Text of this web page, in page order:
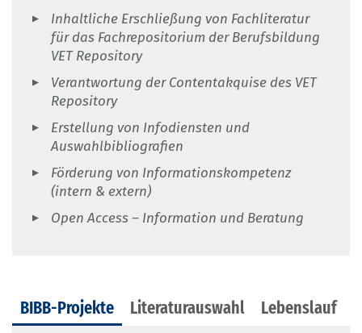
Inhaltliche Erschließung von Fachliteratur
für das Fachrepositorium der Berufsbildung
VET Repository
Verantwortung der Contentakquise des VET
Repository
Erstellung von Infodiensten und
Auswahlbibliografien
Förderung von Informationskompetenz
(intern & extern)
Open Access – Information und Beratung
BIBB-Projekte Literaturauswahl Lebenslauf